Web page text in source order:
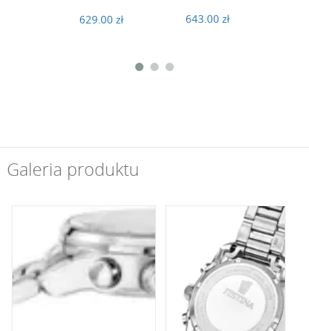
629.00 zł 643.00 zł
Galeria produktu